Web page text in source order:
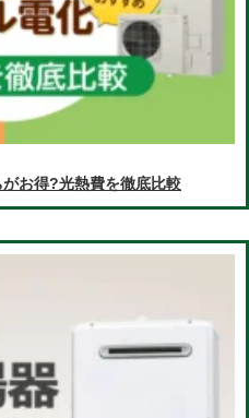
お得?光熱費を徹底比較